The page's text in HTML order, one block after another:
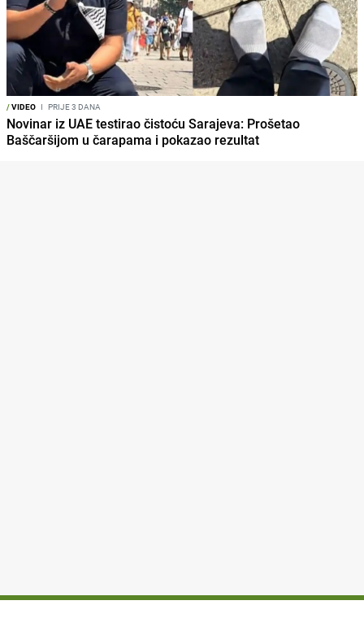
/VIDEO I PRIJE 3 DANA
Novinar iz UAE testirao čistoću Sarajeva: Prošetao
Baščaršijom u čarapama i pokazao rezultat